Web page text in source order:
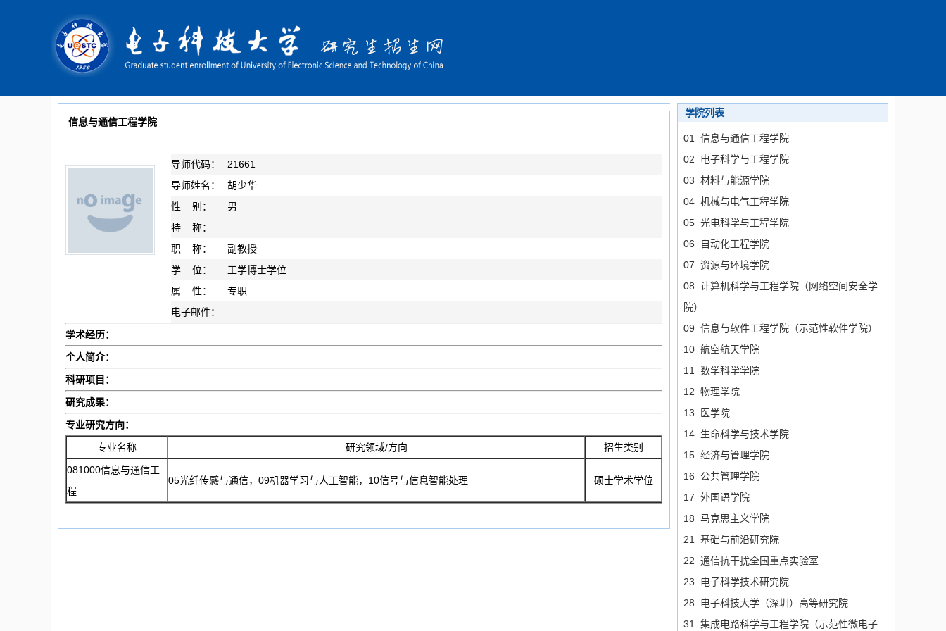
信息与通信工程学院
导师代码：
21661
导师姓名：
胡少华
性 别：
男
特 称：
职 称：
副教授
学 位：
工学博士学位
属 性：
专职
电子邮件：
学术经历：
个人简介：
科研项目：
研究成果：
专业研究方向：
专业名称
研究领域/方向
招生类别
081000信息与通信工
程
05光纤传感与通信，09机器学习与人工智能，10信号与信息智能处理 硕士学术学位
学院列表
01 信息与通信工程学院
02 电子科学与工程学院
03 材料与能源学院
04 机械与电气工程学院
05 光电科学与工程学院
06 自动化工程学院
07 资源与环境学院
08 计算机科学与工程学院（网络空间安全学
院）
09 信息与软件工程学院（示范性软件学院）
10 航空航天学院
11 数学科学学院
12 物理学院
13 医学院
14 生命科学与技术学院
15 经济与管理学院
16 公共管理学院
17 外国语学院
18 马克思主义学院
21 基础与前沿研究院
22 通信抗干扰全国重点实验室
23 电子科学技术研究院
28 电子科技大学（深圳）高等研究院
31 集成电路科学与工程学院（示范性微电子